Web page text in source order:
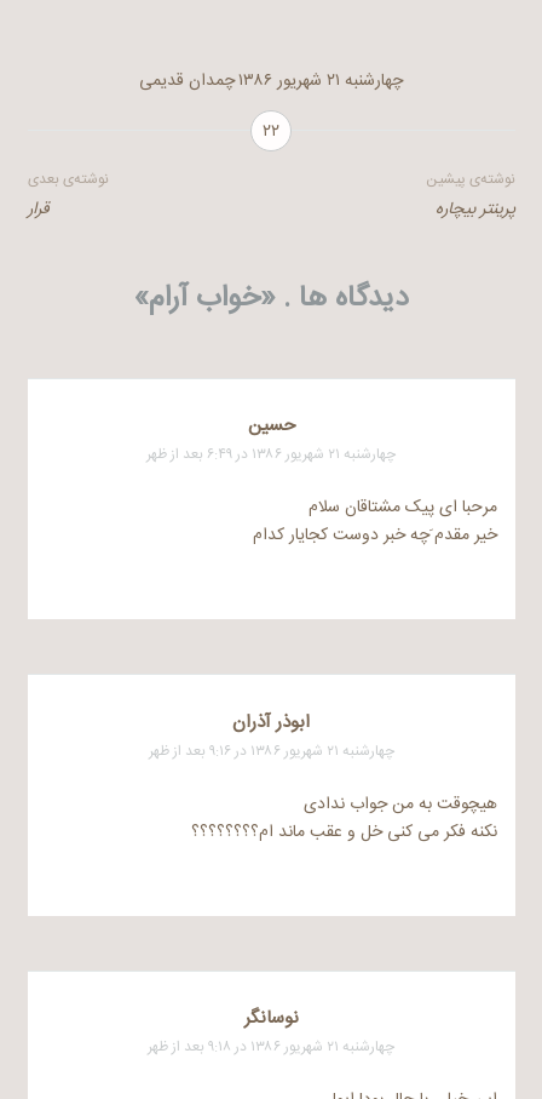
چهارشنبه ۲۱ شهریور ۱۳۸۶
چمدان قدیمی
۲۲
راهبری
نوشته
نوشته‌ی پیشین
پرینتر بیچاره
نوشته‌ی بعدی
قرار
دیدگاه ها . «خواب آرام»
حسین
چهارشنبه ۲۱ شهریور ۱۳۸۶ در ۶:۴۹ بعد از ظهر
مرحبا ای پیک مشتاقان سلام
خیر مقدم َچه خبر دوست کجایار کدام
ابوذر آذران
چهارشنبه ۲۱ شهریور ۱۳۸۶ در ۹:۱۶ بعد از ظهر
هیچوقت به من جواب ندادی
نکنه فکر می کنی خل و عقب ماند ام؟؟؟؟؟؟؟؟
نوسانگر
چهارشنبه ۲۱ شهریور ۱۳۸۶ در ۹:۱۸ بعد از ظهر